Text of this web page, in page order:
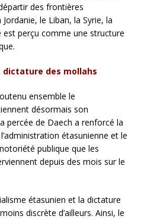
des frontières
le Liban, la Syrie, la
est perçu comme une structure
des mollahs
ensemble le
désormais son
percée de Daech a renforcé la
étasunienne et le
publique que les
depuis des mois sur le
étasunien et la dictature
discrète d’ailleurs. Ainsi, le